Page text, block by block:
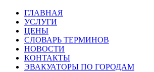
ГЛАВНАЯ
УСЛУГИ
ЦЕНЫ
СЛОВАРЬ ТЕРМИНОВ
НОВОСТИ
КОНТАКТЫ
ЭВАКУАТОРЫ ПО ГОРОДАМ